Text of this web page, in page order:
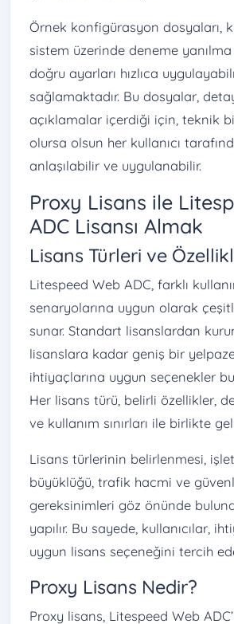
Örnek konfigürasyon dosyaları,
sistem üzerinde deneme
doğru ayarları hızlıca
sağlamaktadır. Bu dosyalar,
açıklamalar içerdiği için, teknik
olursa olsun her kullanıcı
anlaşılabilir ve uygulanabilir.
Proxy Lisans ile
ADC Lisansı Almak
Lisans Türleri ve
Litespeed Web ADC, farklı
senaryolarına uygun olarak
sunar. Standart lisanslardan
lisanslara kadar geniş bir
ihtiyaçlarına uygun seçenekler
Her lisans türü, belirli özellikler,
ve kullanım sınırları ile birlikte
Lisans türlerinin belirlenmesi,
büyüklüğü, trafik hacmi ve
gereksinimleri göz önünde
yapılır. Bu sayede, kullanıcılar,
uygun lisans seçeneğini tercih
Proxy Lisans Nedir?
Proxy lisans, Litespeed Web